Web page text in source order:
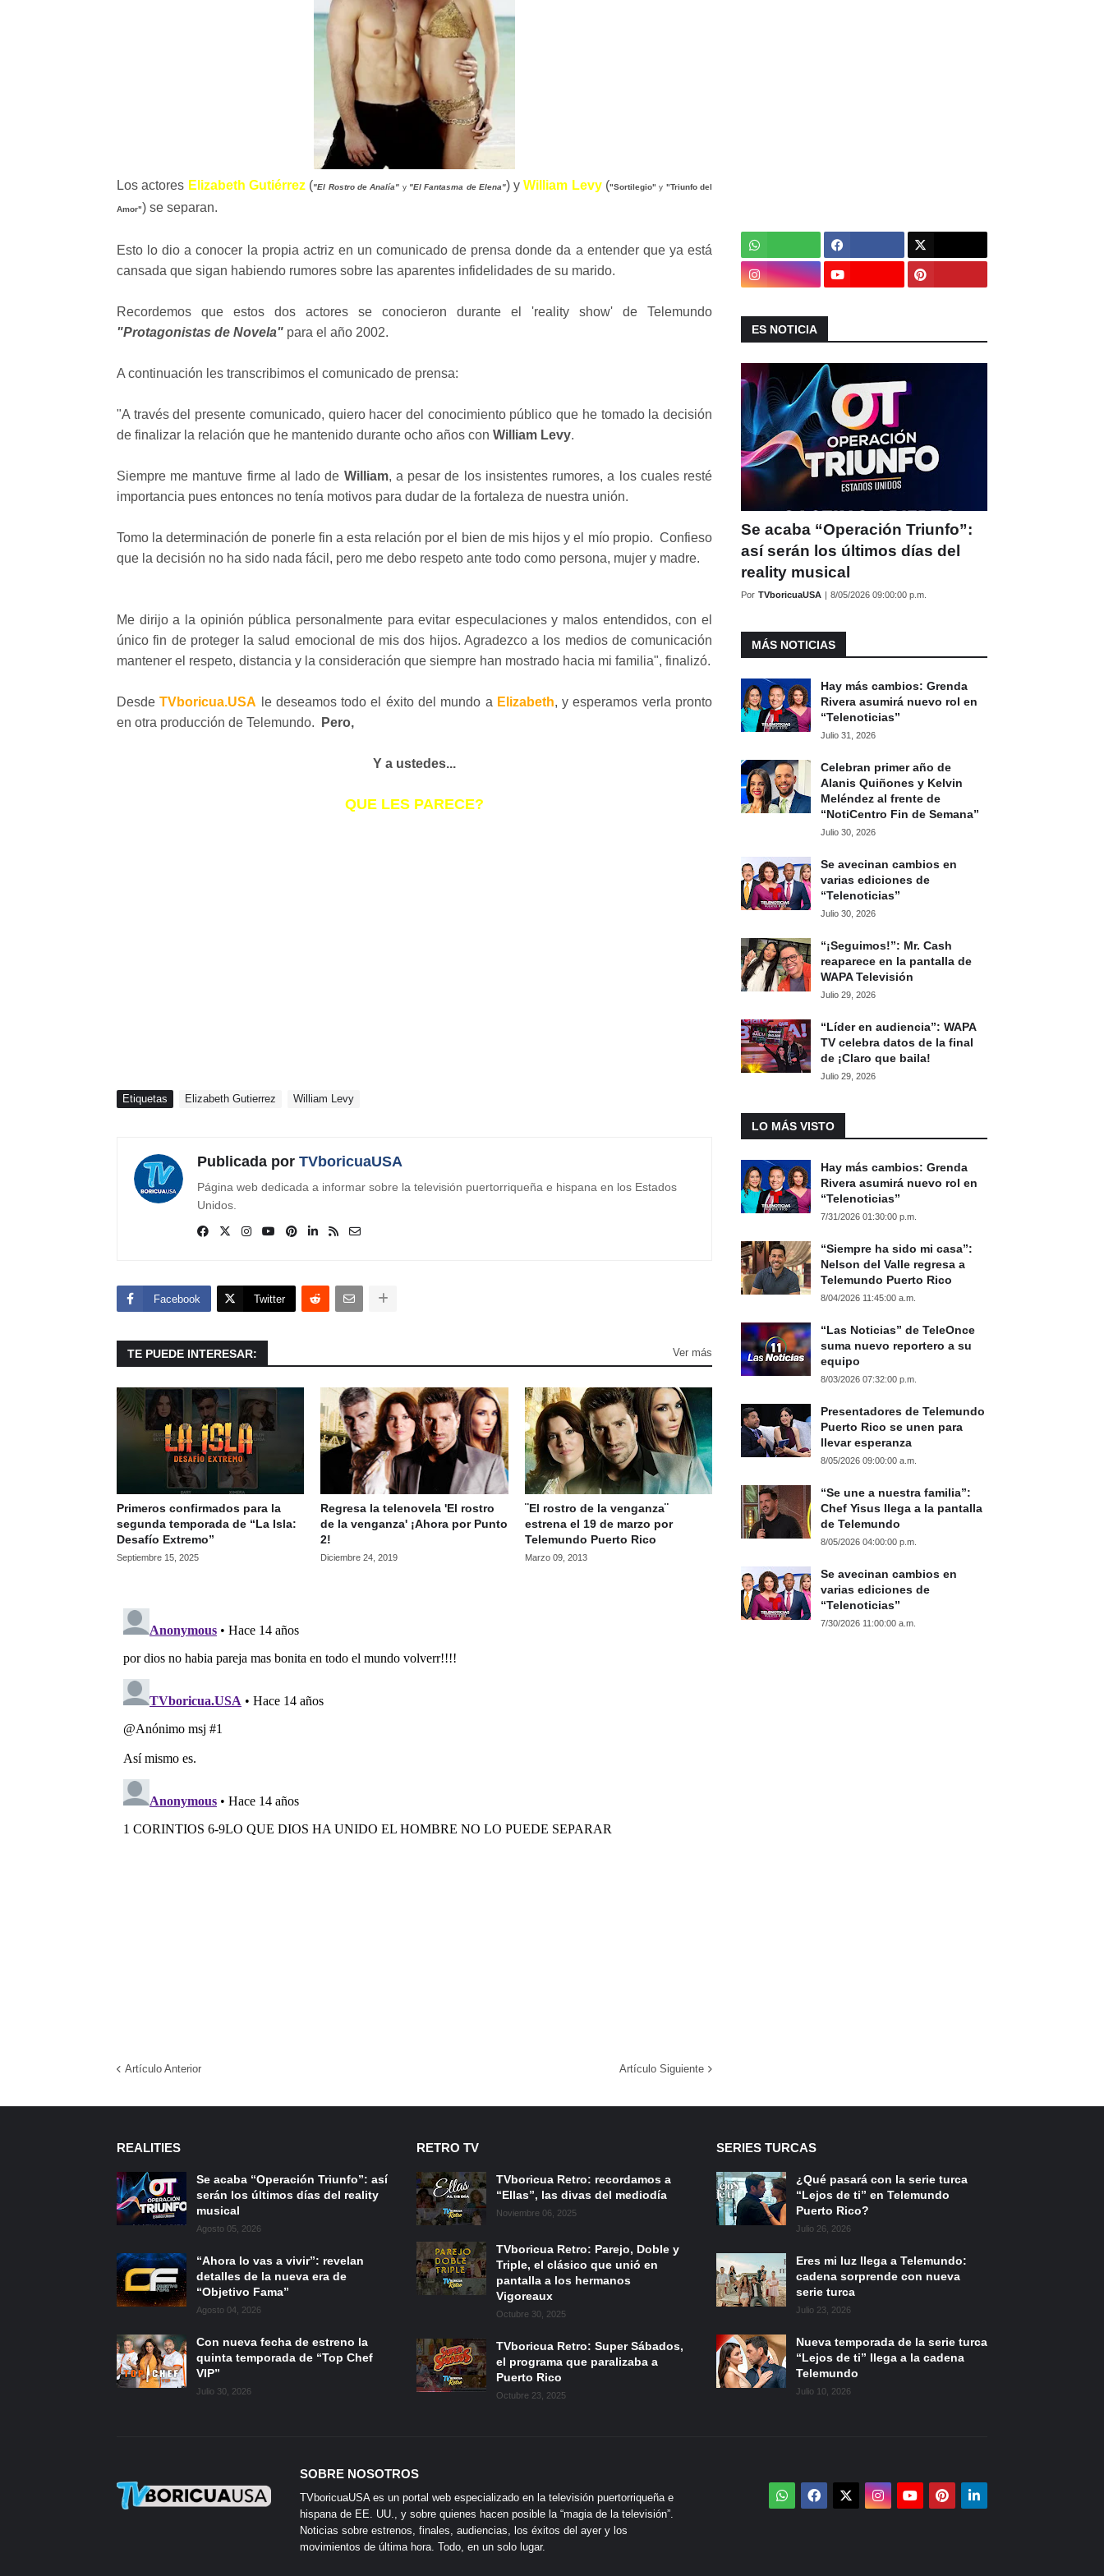
Los actores Elizabeth Gutiérrez("El Rostro de Analía" y "El Fantasma de Elena") yWilliam Levy("Sortilegio" y "Triunfo del
Amor") se separan.
Esto lo dio a conocer la propia actriz en un comunicado de prensa donde da a entender que ya está
cansada que sigan habiendo rumores sobre las aparentes infidelidades de su marido.
Recordemos que estos dos actores se conocieron durante el 'reality show' de Telemundo
"Protagonistas de Novela" para el año 2002.
A continuación les transcribimos el comunicado de prensa:
"A través del presente comunicado, quiero hacer del conocimiento público que he tomado la decisión
de finalizar la relación que he mantenido durante ocho años con William Levy.
Siempre me mantuve firme al lado de William, a pesar de los insistentes rumores, a los cuales resté
importancia pues entonces no tenía motivos para dudar de la fortaleza de nuestra unión.
Tomo la determinación de ponerle fin a esta relación por el bien de mis hijos y el mío propio. Confieso
que la decisión no ha sido nada fácil, pero me debo respeto ante todo como persona, mujer y madre.
Me dirijo a la opinión pública personalmente para evitar especulaciones y malos entendidos, con el
único fin de proteger la salud emocional de mis dos hijos. Agradezco a los medios de comunicación
mantener el respeto, distancia y la consideración que siempre han mostrado hacia mi familia", finalizó.
DesdeTVboricua.USA le deseamos todo el éxito del mundo a Elizabeth, y esperamos verla pronto
en otra producción de Telemundo.
Pero,
Y a ustedes...
QUE LES PARECE?
Etiquetas Elizabeth Gutierrez William Levy
Publicada por TVboricuaUSA
Página web dedicada a informar sobre la televisión puertorriqueña e hispana en los Estados
Unidos.
Facebook Twitter
TE PUEDE INTERESAR: Ver más
Primeros confirmados para la
segunda temporada de “La Isla:
Desafío Extremo”
Septiembre 15, 2025
Regresa la telenovela 'El rostro
de la venganza' ¡Ahora por Punto
2!
Diciembre 24, 2019
¨El rostro de la venganza¨
estrena el 19 de marzo por
Telemundo Puerto Rico
Marzo 09, 2013
Artículo Anterior Artículo Siguiente
ES NOTICIA
Se acaba “Operación Triunfo”:
así serán los últimos días del
reality musical
Por TVboricuaUSA | 8/05/2026 09:00:00 p.m.
MÁS NOTICIAS
Hay más cambios: Grenda
Rivera asumirá nuevo rol en
“Telenoticias”
Julio 31, 2026
Celebran primer año de
Alanis Quiñones y Kelvin
Meléndez al frente de
“NotiCentro Fin de Semana”
Julio 30, 2026
Se avecinan cambios en
varias ediciones de
“Telenoticias”
Julio 30, 2026
“¡Seguimos!”: Mr. Cash
reaparece en la pantalla de
WAPA Televisión
Julio 29, 2026
“Líder en audiencia”: WAPA
TV celebra datos de la final
de ¡Claro que baila!
Julio 29, 2026
LO MÁS VISTO
Hay más cambios: Grenda
Rivera asumirá nuevo rol en
“Telenoticias”
7/31/2026 01:30:00 p.m.
“Siempre ha sido mi casa”:
Nelson del Valle regresa a
Telemundo Puerto Rico
8/04/2026 11:45:00 a.m.
“Las Noticias” de TeleOnce
suma nuevo reportero a su
equipo
8/03/2026 07:32:00 p.m.
Presentadores de Telemundo
Puerto Rico se unen para
llevar esperanza
8/05/2026 09:00:00 a.m.
“Se une a nuestra familia”:
Chef Yisus llega a la pantalla
de Telemundo
8/05/2026 04:00:00 p.m.
Se avecinan cambios en
varias ediciones de
“Telenoticias”
7/30/2026 11:00:00 a.m.
REALITIES
Se acaba “Operación Triunfo”: así
serán los últimos días del reality
musical
Agosto 05, 2026
“Ahora lo vas a vivir”: revelan
detalles de la nueva era de
“Objetivo Fama”
Agosto 04, 2026
Con nueva fecha de estreno la
quinta temporada de “Top Chef
VIP”
Julio 30, 2026
RETRO TV
TVboricua Retro: recordamos a
“Ellas”, las divas del mediodía
Noviembre 06, 2025
TVboricua Retro: Parejo, Doble y
Triple, el clásico que unió en
pantalla a los hermanos
Vigoreaux
Octubre 30, 2025
TVboricua Retro: Super Sábados,
el programa que paralizaba a
Puerto Rico
Octubre 23, 2025
SERIES TURCAS
¿Qué pasará con la serie turca
“Lejos de ti” en Telemundo
Puerto Rico?
Julio 26, 2026
Eres mi luz llega a Telemundo:
cadena sorprende con nueva
serie turca
Julio 23, 2026
Nueva temporada de la serie turca
“Lejos de ti” llega a la cadena
Telemundo
Julio 10, 2026
SOBRE NOSOTROS
TVboricuaUSA es un portal web especializado en la televisión puertorriqueña e
hispana de EE. UU., y sobre quienes hacen posible la “magia de la televisión”.
Noticias sobre estrenos, finales, audiencias, los éxitos del ayer y los
movimientos de última hora. Todo, en un solo lugar.